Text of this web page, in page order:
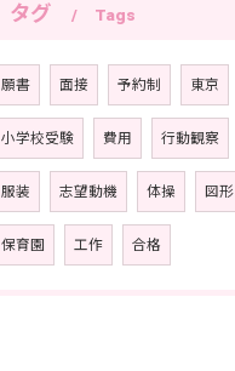
タグ Tags
願書 面接 予約制 東京
小学校受験 費用 行動観察
服装 志望動機 体操 図形
保育園 工作 合格